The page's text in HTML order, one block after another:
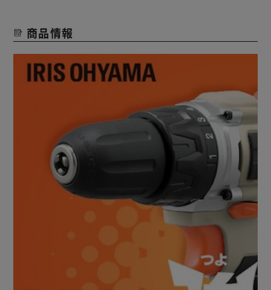
USB Type-C TMケーブルからバッテリーに直接充電！
◇コードレス
コンセントのない屋外や高いところでの作業におすすめ。
◇軽量な10.8V
軽量約1.1kg
※バッテリー含む
◇LEDライト付き
使用と同時にライトON！
LEDライト付きなので、暗い部分も見えやすい。
ビットを差し込み、ビットチャックを回して締めるだけで取
付属のビットはもちろん、市販の外形10mmまでのビットが
商品情報